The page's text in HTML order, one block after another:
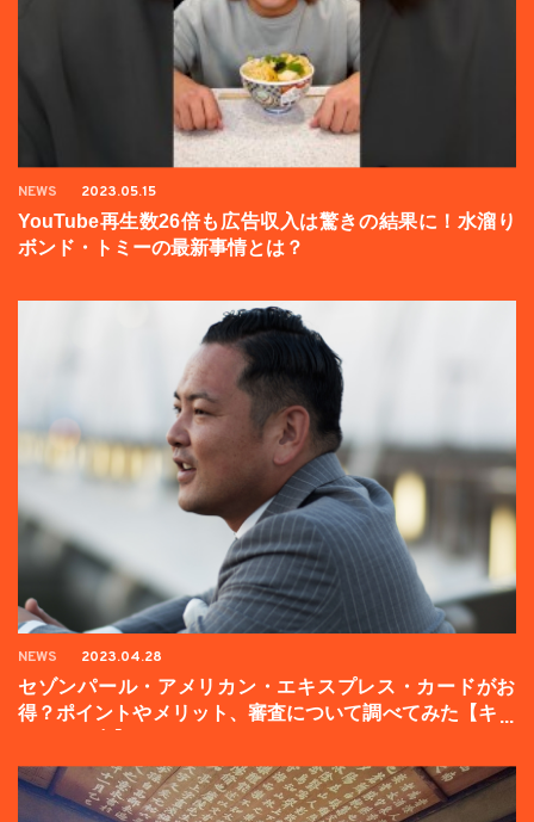
NEWS 2023.05.15
YouTube再生数26倍も広告収入は驚きの結果に！水溜り
ボンド・トミーの最新事情とは？
NEWS 2023.04.28
セゾンパール・アメリカン・エキスプレス・カードがお
得？ポイントやメリット、審査について調べてみた【キャ